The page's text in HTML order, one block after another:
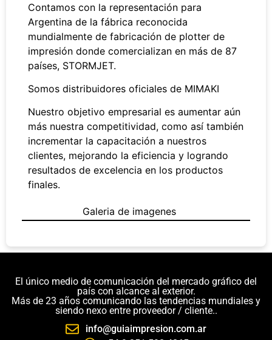
Galeria de imagenes
Contamos con la representación para
Argentina de la fábrica reconocida
mundialmente de fabricación de plotter de
impresión donde comercializan en más de 87
países, STORMJET.
Somos distribuidores oficiales de MIMAKI
Nuestro objetivo empresarial es aumentar aún
más nuestra competitividad, como así también
incrementar la capacitación a nuestros
clientes, mejorando la eficiencia y logrando
resultados de excelencia en los productos
finales.
El único medio de comunicación del mercado gráfico del
país con alcance al exterior.
Más de 23 años comunicando las tendencias mundiales y
siendo nexo entre proveedor / cliente..
info@guiaimpresion.com.ar